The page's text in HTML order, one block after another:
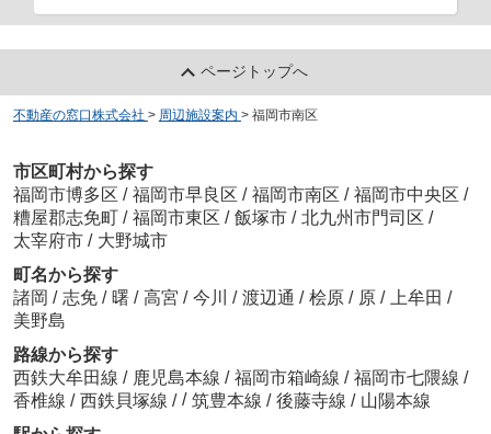
ページトップへ
不動産の窓口株式会社 > 周辺施設案内 > 福岡市南区
市区町村から探す
福岡市博多区 / 福岡市早良区 / 福岡市南区 / 福岡市中央区 /
糟屋郡志免町 / 福岡市東区 / 飯塚市 / 北九州市門司区 /
太宰府市 / 大野城市
町名から探す
諸岡 / 志免 / 曙 / 高宮 / 今川 / 渡辺通 / 桧原 / 原 / 上牟田 /
美野島
路線から探す
西鉄大牟田線 / 鹿児島本線 / 福岡市箱崎線 / 福岡市七隈線 /
香椎線 / 西鉄貝塚線 / / 筑豊本線 / 後藤寺線 / 山陽本線